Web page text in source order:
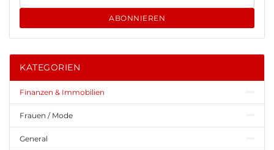
ABONNIEREN
KATEGORIEN
Finanzen & Immobilien
Frauen / Mode
General